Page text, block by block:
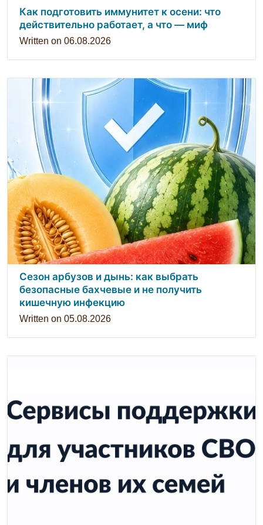
Как подготовить иммунитет к осени: что
действительно работает, а что — миф
Written on 06.08.2026
Сезон арбузов и дынь: как выбрать
безопасные бахчевые и не получить
кишечную инфекцию
Written on 05.08.2026